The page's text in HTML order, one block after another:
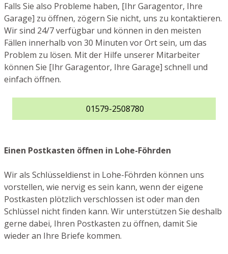
Falls Sie also Probleme haben, [Ihr Garagentor, Ihre
Garage] zu öffnen, zögern Sie nicht, uns zu kontaktieren.
Wir sind 24/7 verfügbar und können in den meisten
Fällen innerhalb von 30 Minuten vor Ort sein, um das
Problem zu lösen. Mit der Hilfe unserer Mitarbeiter
können Sie [Ihr Garagentor, Ihre Garage] schnell und
einfach öffnen.
01579-2508780
Einen Postkasten öffnen in Lohe-Föhrden
Wir als Schlüsseldienst in Lohe-Föhrden können uns
vorstellen, wie nervig es sein kann, wenn der eigene
Postkasten plötzlich verschlossen ist oder man den
Schlüssel nicht finden kann. Wir unterstützen Sie deshalb
gerne dabei, Ihren Postkasten zu öffnen, damit Sie
wieder an Ihre Briefe kommen.